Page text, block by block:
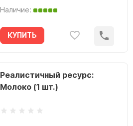
Наличие:
КУПИТЬ
Реалистичный ресурс:
Молоко (1 шт.)